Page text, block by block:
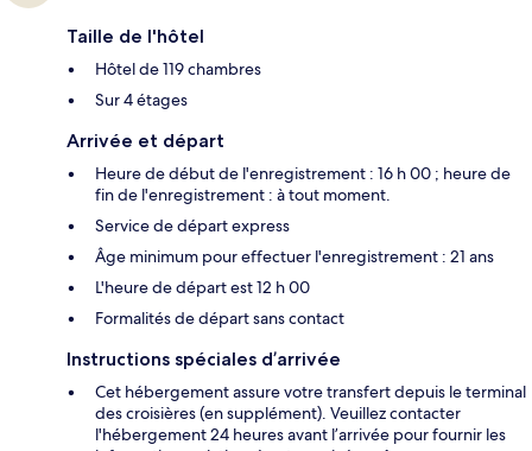
Taille de l'hôtel
Hôtel de 119 chambres
Sur 4 étages
Arrivée et départ
Heure de début de l'enregistrement : 16 h 00 ; heure de
fin de l'enregistrement : à tout moment.
Service de départ express
Âge minimum pour effectuer l'enregistrement : 21 ans
L'heure de départ est 12 h 00
Formalités de départ sans contact
Instructions spéciales d’arrivée
Cet hébergement assure votre transfert depuis le terminal
des croisières (en supplément). Veuillez contacter
l'hébergement 24 heures avant l’arrivée pour fournir les